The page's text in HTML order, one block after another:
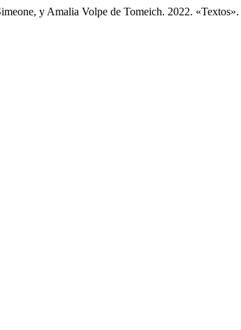
y Amalia Volpe de Tomeich. 2022. «Textos».